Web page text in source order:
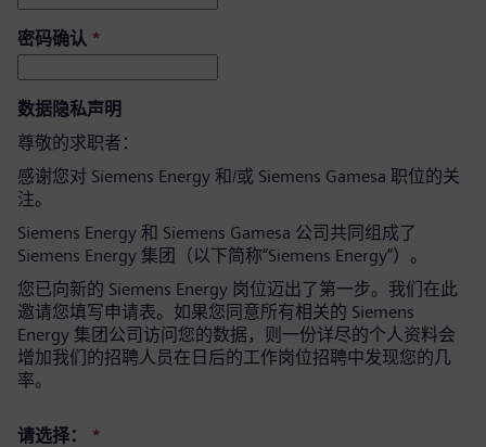
密码确认 *
数据隐私声明
尊敬的求职者：
感谢您对 Siemens Energy 和/或 Siemens Gamesa 职位的关
注。
Siemens Energy 和 Siemens Gamesa 公司共同组成了
Siemens Energy 集团（以下简称“Siemens Energy”）。
您已向新的 Siemens Energy 岗位迈出了第一步。我们在此
邀请您填写申请表。如果您同意所有相关的 Siemens
Energy 集团公司访问您的数据，则一份详尽的个人资料会
增加我们的招聘人员在日后的工作岗位招聘中发现您的几
率。
请选择：
*